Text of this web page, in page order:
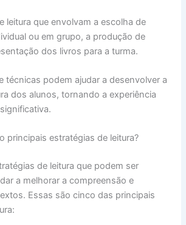
leitura que envolvam a escolha de
ou em grupo, a produção de
dos livros para a turma.
técnicas podem ajudar a desenvolver a
dos alunos, tornando a experiência
principais estratégias de leitura?
de leitura que podem ser
a melhorar a compreensão e
Essas são cinco das principais